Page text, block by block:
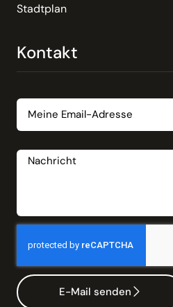
Stadtplan
Kontakt
E-Mail senden